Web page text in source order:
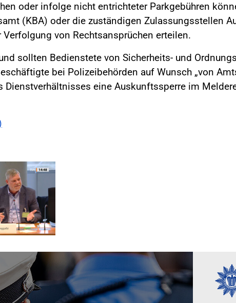
oder infolge nicht entrichteter Parkgebühren
(KBA) oder die zuständigen Zulassungsstellen
Verfolgung von Rechtsansprüchen erteilen.
sollten Bedienstete von Sicherheits- und
bei Polizeibehörden auf Wunsch „von
Dienstverhältnisses eine Auskunftssperre im